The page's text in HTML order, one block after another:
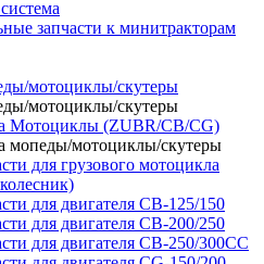
запчасти к минитракторам
мотоциклы/скутеры
мотоциклы/скутеры
Мотоциклы (ZUBR/CB/CG)
мопеды/мотоциклы/скутеры
для грузового мотоцикла
для двигателя CB-125/150
для двигателя CB-200/250
для двигателя CB-250/300СС